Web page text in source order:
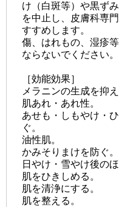
け（白斑等）や黒ず
を中止し、皮膚科専
すすめします。
傷、はれもの、湿疹
ならないでください。
［効能効果］
メラニンの生成を抑
肌あれ・あれ性。
あせも・しもやけ・
ぐ。
油性肌。
かみそりまけを防ぐ。
日やけ・雪やけ後の
肌をひきしめる。
肌を清浄にする。
肌を整える。